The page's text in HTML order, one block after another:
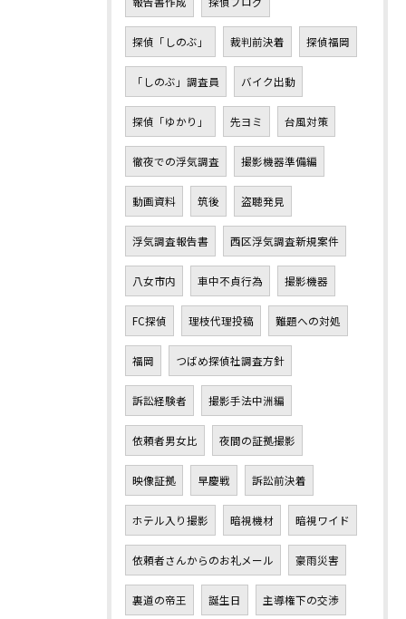
探偵「しのぶ」 裁判前決着 探偵福岡
「しのぶ」調査員 バイク出動
探偵「ゆかり」 先ヨミ 台風対策
徹夜での浮気調査 撮影機器準備編
動画資料 筑後 盗聴発見
浮気調査報告書 西区浮気調査新規案件
八女市内 車中不貞行為 撮影機器
FC探偵 理枝代理投稿 難題への対処
福岡 つばめ探偵社調査方針
訴訟経験者 撮影手法中洲編
依頼者男女比 夜間の証拠撮影
映像証拠 早慶戦 訴訟前決着
ホテル入り撮影 暗視機材 暗視ワイド
依頼者さんからのお礼メール 豪雨災害
裏道の帝王 誕生日 主導権下の交渉